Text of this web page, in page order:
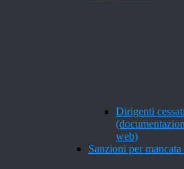
Dirigenti
web)
Sanzioni per